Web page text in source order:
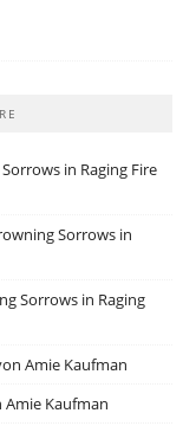
in Raging Fire
Sorrows in
Sorrows in Raging
Amie Kaufman
Amie Kaufman